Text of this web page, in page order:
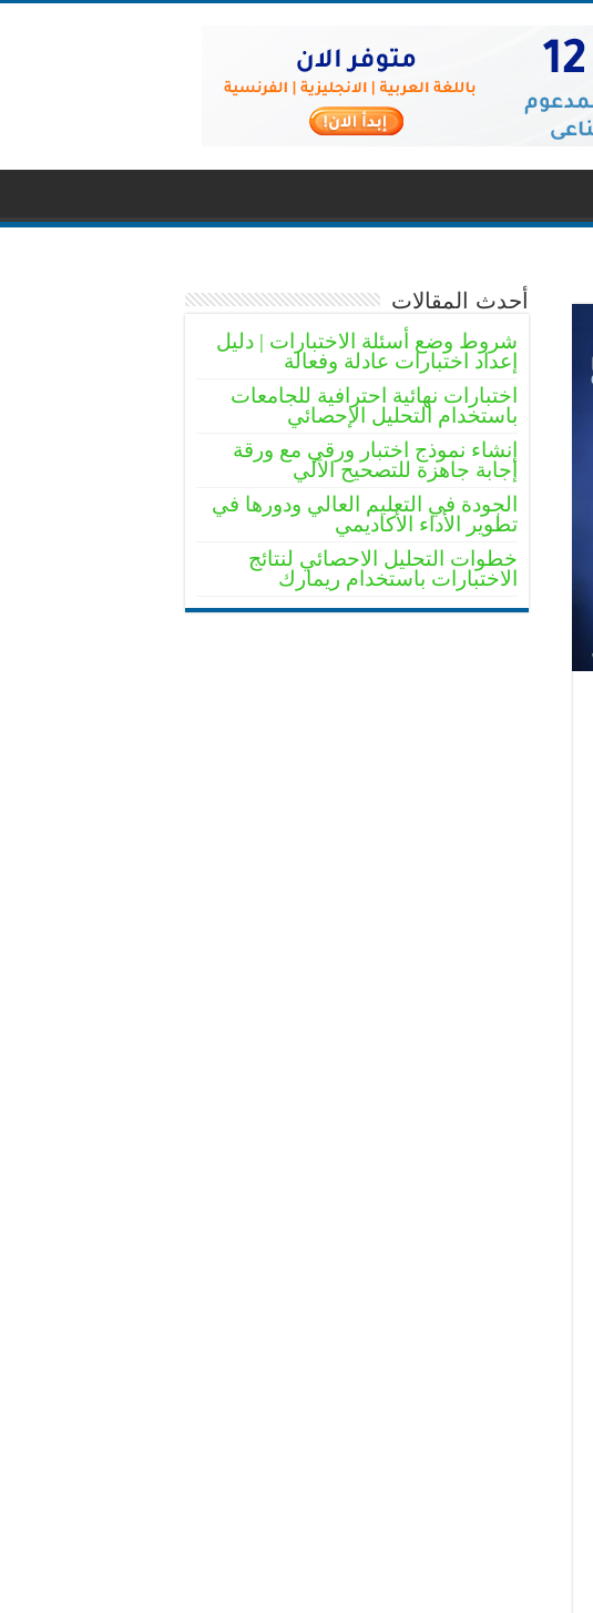
أحدث المقالات
شروط وضع أسئلة الاختبارات | دليل
إعداد اختبارات عادلة وفعالة
اختبارات نهائية احترافية للجامعات
باستخدام التحليل الإحصائي
إنشاء نموذج اختبار ورقي مع ورقة
إجابة جاهزة للتصحيح الآلي
الجودة في التعليم العالي ودورها في
تطوير الأداء الأكاديمي
خطوات التحليل الاحصائي لنتائج
الاختبارات باستخدام ريمارك